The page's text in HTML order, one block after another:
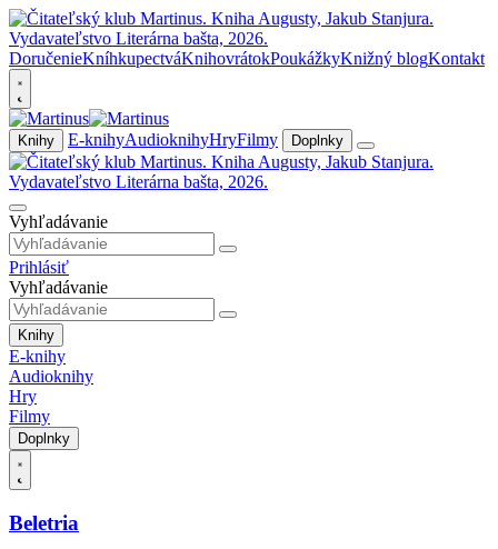
DoručenieKníhkupectváKnihovrátokPoukážkyKnižný blogKontakt
Knihy E-knihyAudioknihyHryFilmy Doplnky
Vyhľadávanie
Prihlásiť
Vyhľadávanie
Knihy
E-knihy
Audioknihy
Hry
Filmy
Doplnky
Beletria